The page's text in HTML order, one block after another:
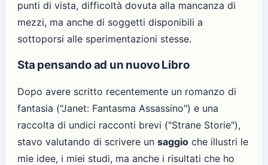
punti di vista, difficoltà dovuta alla mancanza di
mezzi, ma anche di soggetti disponibili a
sottoporsi alle sperimentazioni stesse.
Sta pensando ad un nuovo Libro
Dopo avere scritto recentemente un romanzo di
fantasia ("Janet: Fantasma Assassino") e una
raccolta di undici racconti brevi ("Strane Storie"),
stavo valutando di scrivere un saggio che illustri le
mie idee, i miei studi, ma anche i risultati che ho